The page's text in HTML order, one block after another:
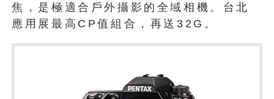
焦，是極適合戶外攝影的全域相機。台北
應用展最高CP值組合，再送32G。